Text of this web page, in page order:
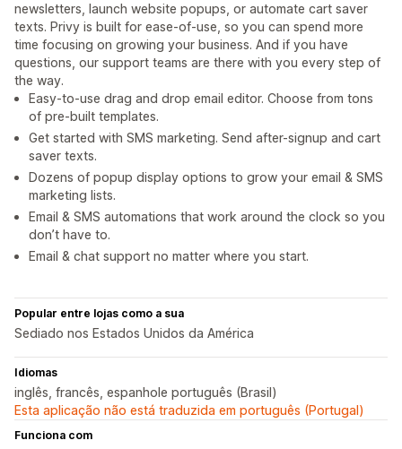
newsletters, launch website popups, or automate cart saver
texts. Privy is built for ease-of-use, so you can spend more
time focusing on growing your business. And if you have
questions, our support teams are there with you every step of
the way.
Easy-to-use drag and drop email editor. Choose from tons
of pre-built templates.
Get started with SMS marketing. Send after-signup and cart
saver texts.
Dozens of popup display options to grow your email & SMS
marketing lists.
Email & SMS automations that work around the clock so you
don’t have to.
Email & chat support no matter where you start.
Popular entre lojas como a sua
Sediado nos Estados Unidos da América
Idiomas
inglês, francês, espanhole português (Brasil)
Esta aplicação não está traduzida em português (Portugal)
Funciona com